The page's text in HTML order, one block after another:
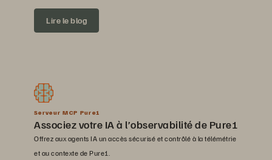
Lire le blog
Serveur MCP Pure1
Associez votre IA à l’observabilité de Pure1
Offrez aux agents IA un accès sécurisé et contrôlé à la télémétrie
et au contexte de Pure1.